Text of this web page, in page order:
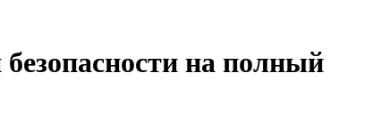
на полный